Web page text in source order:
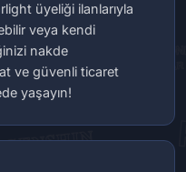
üyeliği ilanlarıyla
veya kendi
nakde
ve güvenli ticaret
yaşayın!